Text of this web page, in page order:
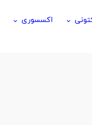
keyboard_arrow_down اکسسوری keyboard_arrow_down